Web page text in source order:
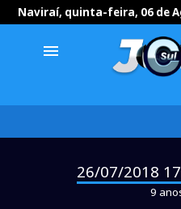
Naviraí, quinta-feira, 06 de
menu
26/07/2018
9